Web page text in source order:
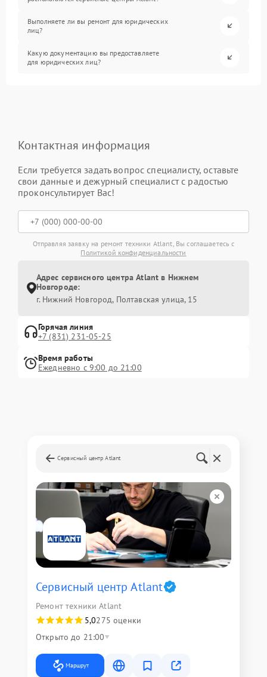
Выполняете ли вы ремонт для юридических
лиц?
Какую документацию вы предоставляете
для юридических лиц?
Контактная информация
Если требуется задать вопрос специалисту, оставьте
свои данные и дежурный специалист с радостью
проконсультирует Вас!
Отправляя заявку на ремонт техники Atlant, Вы соглашаетесь с
Политикой конфиденциальности
Адрес сервисного центра Atlant в Нижнем
Новгороде:
г. Нижний Новгород, Полтавская улица, 15
Горячая линия
+7 (831) 231-05-25
Время работы
Ежедневно с 9:00 до 21:00
Сервисный центр Atlant
Сервисный центр Atlant
Ремонт техники Atlant
5,0275 оценки
Открыто до 21:00
Маршрут